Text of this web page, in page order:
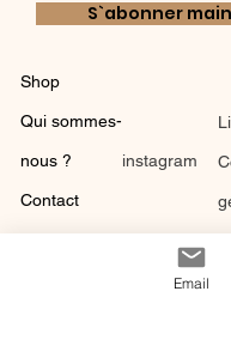
S`abonner
Shop
Qui sommes-
nous ?
Contact
instagram
Email